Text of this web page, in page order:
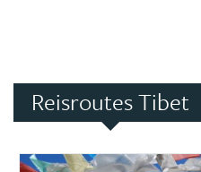
Reisroutes Tibet